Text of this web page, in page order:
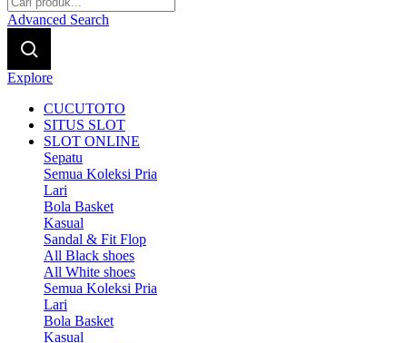
Advanced Search
Explore
CUCUTOTO
SITUS SLOT
SLOT ONLINE
Sepatu
Semua Koleksi Pria
Lari
Bola Basket
Kasual
Sandal & Fit Flop
All Black shoes
All White shoes
Semua Koleksi Pria
Lari
Bola Basket
Kasual